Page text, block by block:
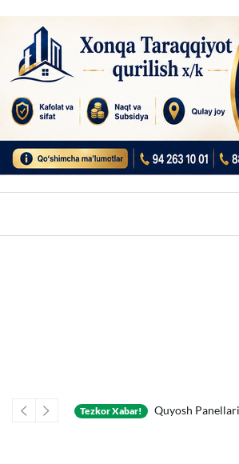
Oldingi
Keyingi
Fosh Etildi Tezkor Xabar! Quyosh Panellari: